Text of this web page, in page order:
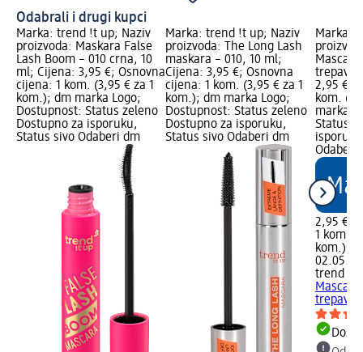
Odabrali i drugi kupci
Marka: trend !t up; Naziv
proizvoda: Maskara False
Lash Boom – 010 crna, 10
ml; Cijena: 3,95 €; Osnovna
cijena: 1 kom. (3,95 € za 1
kom.); dm marka Logo;
Dostupnost: Status zeleno
Dostupno za isporuku,
Status sivo Odaberi dm
Marka: trend !t up; Naziv
proizvoda: The Long Lash
maskara – 010, 10 ml;
Cijena: 3,95 €; Osnovna
cijena: 1 kom. (3,95 € za 1
kom.); dm marka Logo;
Dostupnost: Status zeleno
Dostupno za isporuku,
Status sivo Odaberi dm
Marka:
2,95 €;
kom.
marka
Status
Odaberi
2,95 €
1 kom.
kom.)
trend !t